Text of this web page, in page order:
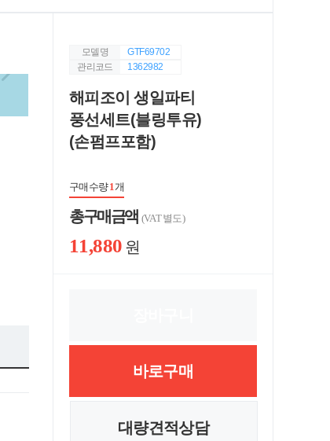
모델명
GTF69702
관리코드
1362982
해피조이 생일파티
풍선세트(블링투유)
(손펌프포함)
구매수량1개
총 구매 금액 (VAT 별도)
11,880 원
바로구매
대량견적상담